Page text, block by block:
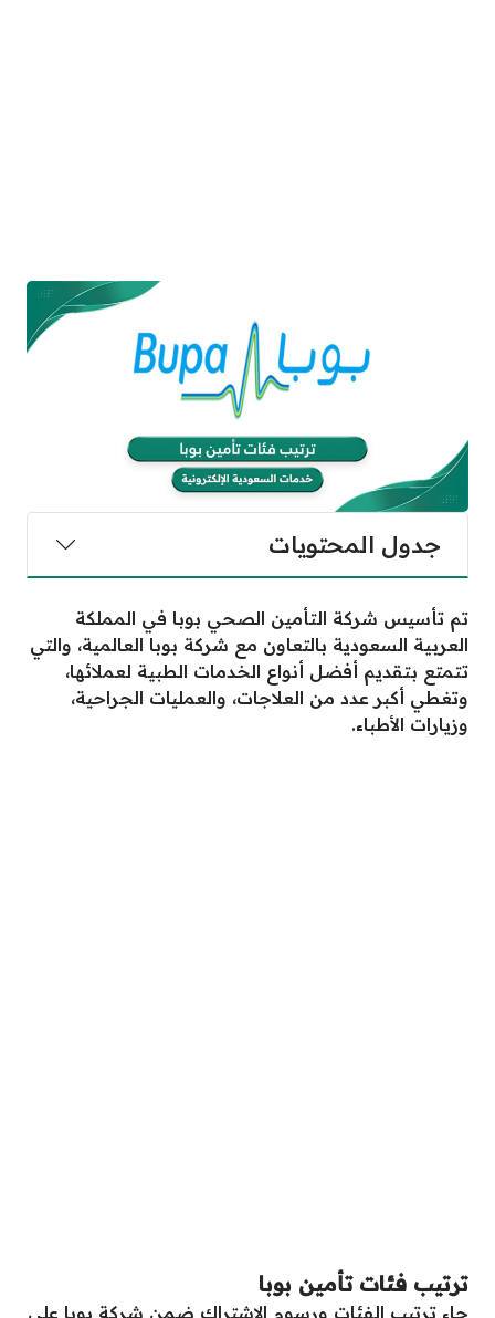
جدول المحتويات
تم تأسيس شركة التأمين الصحي بوبا في المملكة
العربية السعودية بالتعاون مع شركة بوبا العالمية، والتي
تتمتع بتقديم أفضل أنواع الخدمات الطبية لعملائها،
وتغطي أكبر عدد من العلاجات، والعمليات الجراحية،
وزيارات الأطباء.
ترتيب فئات تأمين بوبا
جاء ترتيب الفئات ورسوم الاشتراك ضمن شركة بوبا على